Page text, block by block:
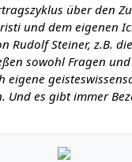
über den
und dem eigenen
Rudolf Steiner, z.B. die
sowohl Fragen
eigene
Und es gibt immer